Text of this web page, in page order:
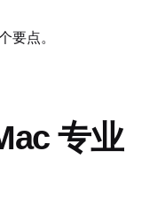
要点。
专业